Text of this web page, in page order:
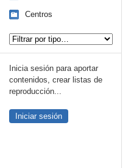
Centros
Inicia sesión para aportar
contenidos, crear listas de
reproducción...
Iniciar sesión